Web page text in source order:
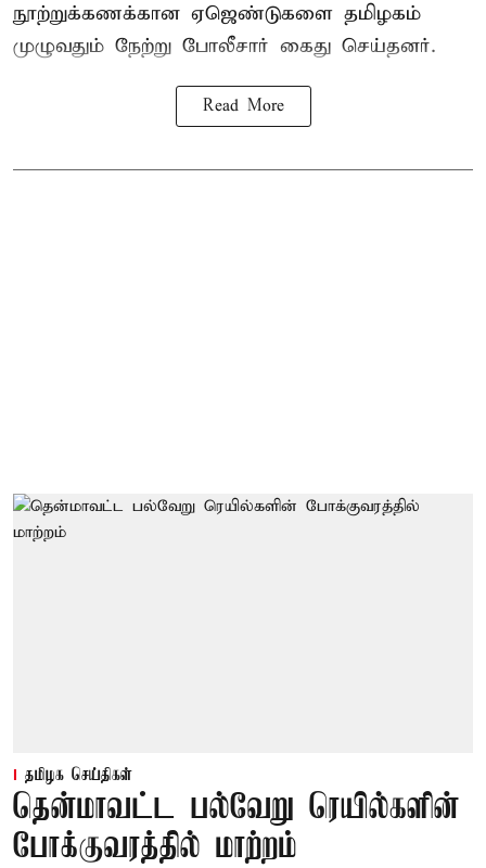
நூற்றுக்கணக்கான ஏஜெண்டுகளை தமிழகம்
முழுவதும் நேற்று போலீசார் கைது செய்தனர்.
Read More
தமிழக செய்திகள்
தென்மாவட்ட பல்வேறு ரெயில்களின்
போக்குவரத்தில் மாற்றம்